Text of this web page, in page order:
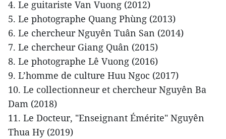
4. Le guitariste Van Vuong (2012)
5. Le photographe Quang Phùng (2013)
6. Le chercheur Nguyên Tuân San (2014)
7. Le chercheur Giang Quân (2015)
8. Le photographe Lê Vuong (2016)
9. L’homme de culture Huu Ngoc (2017)
10. Le collectionneur et chercheur Nguyên Ba
Dam (2018)
11. Le Docteur, "Enseignant Émérite" Nguyên
Thua Hy (2019)